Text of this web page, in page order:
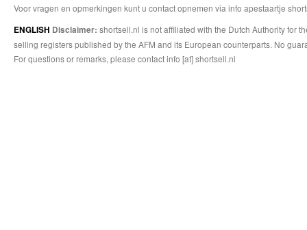
Voor vragen en opmerkingen kunt u contact opnemen via info apestaartje
ENGLISH Disclaimer: shortsell.nl is not affiliated with the Dutch Authority for
selling registers published by the AFM and its European counterparts. No
For questions or remarks, please contact info [at] shortsell.nl